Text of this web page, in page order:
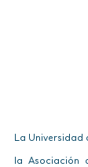
La Universidad
la Asociación